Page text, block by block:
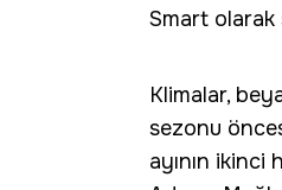
Smart olarak
Klimalar,
sezonu
ayının ikinci